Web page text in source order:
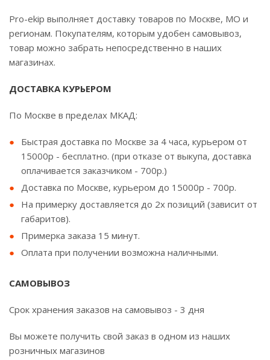
Pro-ekip выполняет доставку товаров по Москве, МО и
регионам. Покупателям, которым удобен самовывоз,
товар можно забрать непосредственно в наших
магазинах.
ДОСТАВКА КУРЬЕРОМ
По Москве в пределах МКАД:
Быстрая доставка по Москве за 4 часа, курьером от
15000р - бесплатно. (при отказе от выкупа, доставка
оплачивается заказчиком - 700р.)
Доставка по Москве, курьером до 15000р - 700р.
На примерку доставляется до 2х позиций (зависит от
габаритов).
Примерка заказа 15 минут.
Оплата при получении возможна наличными.
САМОВЫВОЗ
Срок хранения заказов на самовывоз - 3 дня
Вы можете получить свой заказ в одном из наших
розничных магазинов